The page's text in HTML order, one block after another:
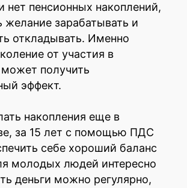
нет пенсионных накоплений,
желание зарабатывать и
откладывать. Именно
от участия в
получить
эффект.
накопления еще в
за 15 лет с помощью ПДС
себе хороший баланс
молодых людей интересно
деньги можно регулярно,